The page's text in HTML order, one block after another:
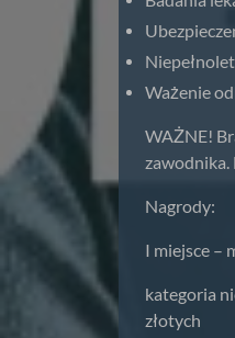
Ważenie
WAŻNE!
zawodnika.
Nagrody:
I miejsce –
kategoria
złotych